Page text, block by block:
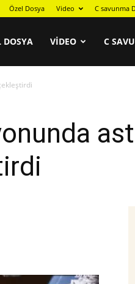
Özel Dosya Video C savunma
DOSYA VIDEO C